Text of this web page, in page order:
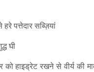
पत्तेदार सब्ज़ियां
घी
को हाइड्रेट रखने से वीर्य की